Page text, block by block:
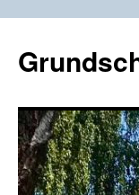
springen